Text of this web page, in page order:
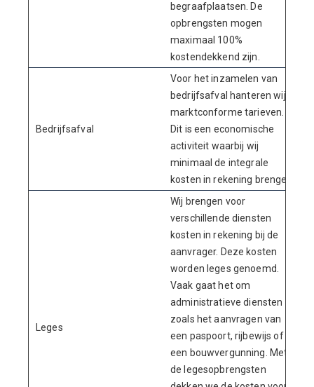
begraafplaatsen. De
opbrengsten mogen
maximaal 100%
kostendekkend zijn.
Bedrijfsafval
Voor het inzamelen van
bedrijfsafval hanteren wij
marktconforme tarieven.
Dit is een economische
activiteit waarbij wij
minimaal de integrale
kosten in rekening brengen.
Leges
Wij brengen voor
verschillende diensten
kosten in rekening bij de
aanvrager. Deze kosten
worden leges genoemd.
Vaak gaat het om
administratieve diensten
zoals het aanvragen van
een paspoort, rijbewijs of
een bouwvergunning. Met
de legesopbrengsten